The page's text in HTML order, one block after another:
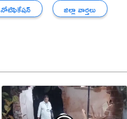
నోటిఫికేషన్ జిల్లా వార్తలు